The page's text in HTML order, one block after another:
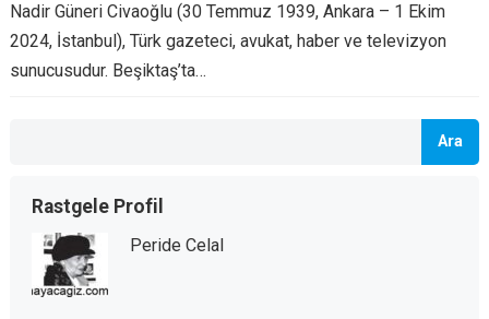
Nadir Güneri Civaoğlu (30 Temmuz 1939, Ankara – 1 Ekim
2024, İstanbul), Türk gazeteci, avukat, haber ve televizyon
sunucusudur. Beşiktaş’ta…
Ara
Rastgele Profil
Peride Celal